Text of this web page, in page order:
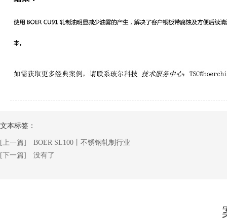
文本标签：
[上一篇] BOER SL100丨不锈钢轧制行业
[下一篇] 没有了